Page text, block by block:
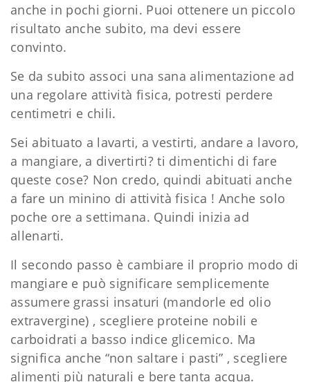
anche in pochi giorni. Puoi ottenere un piccolo
risultato anche subito, ma devi essere
convinto.
Se da subito associ una sana alimentazione ad
una regolare attività fisica, potresti perdere
centimetri e chili.
Sei abituato a lavarti, a vestirti, andare a lavoro,
a mangiare, a divertirti? ti dimentichi di fare
queste cose? Non credo, quindi abituati anche
a fare un minino di attività fisica ! Anche solo
poche ore a settimana. Quindi inizia ad
allenarti.
Il secondo passo è cambiare il proprio modo di
mangiare e può significare semplicemente
assumere grassi insaturi (mandorle ed olio
extravergine) , scegliere proteine nobili e
carboidrati a basso indice glicemico. Ma
significa anche “non saltare i pasti” , scegliere
alimenti più naturali e bere tanta acqua.